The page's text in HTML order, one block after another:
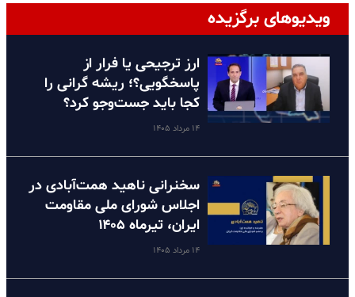
ویدیوهای برگزیده
ارز ترجیحی یا فرار از
پاسخگویی؟؛ ریشه گرانی را
کجا باید جست‌وجو کرد؟
۱۴ مرداد ۱۴۰۵
سخنرانی ناهید همت‌آبادی در
اجلاس شورای ملی مقاومت
ایران، تیرماه ۱۴۰۵
۱۴ مرداد ۱۴۰۵